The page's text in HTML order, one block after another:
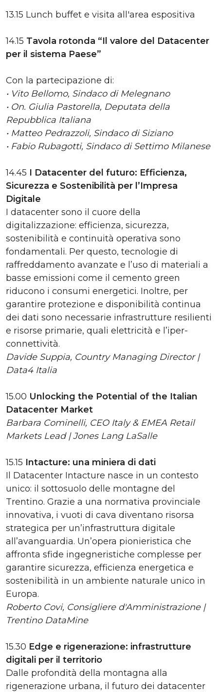
13.15 Lunch buffet e visita all'area espositiva
14.15 Tavola rotonda “Il valore del Datacenter
per il sistema Paese”
Con la partecipazione di:
• Vito Bellomo, Sindaco di Melegnano
• On. Giulia Pastorella, Deputata della
Repubblica Italiana
• Matteo Pedrazzoli, Sindaco di Siziano
• Fabio Rubagotti, Sindaco di Settimo Milanese
14.45 I Datacenter del futuro: Efficienza,
Sicurezza e Sostenibilità per l’Impresa
Digitale
I datacenter sono il cuore della
digitalizzazione: efficienza, sicurezza,
sostenibilità e continuità operativa sono
fondamentali. Per questo, tecnologie di
raffreddamento avanzate e l’uso di materiali a
basse emissioni come il cemento green
riducono i consumi energetici. Inoltre, per
garantire protezione e disponibilità continua
dei dati sono necessarie infrastrutture resilienti
e risorse primarie, quali elettricità e l’iper-
connettività.
Davide Suppia, Country Managing Director |
Data4 Italia
15.00 Unlocking the Potential of the Italian
Datacenter Market
Barbara Cominelli, CEO Italy & EMEA Retail
Markets Lead | Jones Lang LaSalle
15​.15 Intacture: una miniera di dati
Il Datacenter Intacture nasce in un contesto
unico: il sottosuolo delle montagne del
Trentino. Grazie a una normativa provinciale
innovativa, i vuoti di cava diventano risorsa
strategica per un’infrastruttura digitale
all’avanguardia. Un’opera pionieristica che
affronta sfide ingegneristiche complesse per
garantire sicurezza, efficienza energetica e
sostenibilità in un ambiente naturale unico in
Europa.
Roberto Covi, Consigliere d'Amministrazione |
Trentino DataMine
15.30 Edge e rigenerazione: infrastrutture
digitali per il territorio
Dalle profondità della montagna alla
rigenerazione urbana, il futuro dei datacenter